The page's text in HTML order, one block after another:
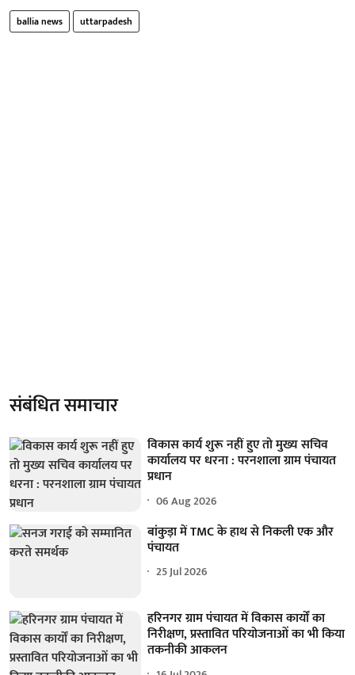
ballia news uttarpadesh
संबंधित समाचार
विकास कार्य शुरू नहीं हुए तो मुख्य सचिव
कार्यालय पर धरना : परनशाला ग्राम पंचायत
प्रधान
06 Aug 2026
बांकुड़ा में TMC के हाथ से निकली एक और
पंचायत
25 Jul 2026
हरिनगर ग्राम पंचायत में विकास कार्यों का
निरीक्षण, प्रस्तावित परियोजनाओं का भी किया
तकनीकी आकलन